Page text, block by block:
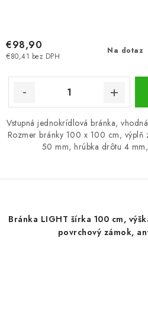
Na dotaz
€80,41 bez DPH
€98,90
Vstupná jednokrídlová bránka,
Rozmer bránky 100 x 100 cm, výplň
50 mm, hrúbka drôtu 4
Bránka LIGHT šírka 100 cm,
povrchový zámok,